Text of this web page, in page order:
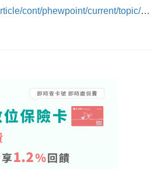
cont/phewpoint/current/topic/11